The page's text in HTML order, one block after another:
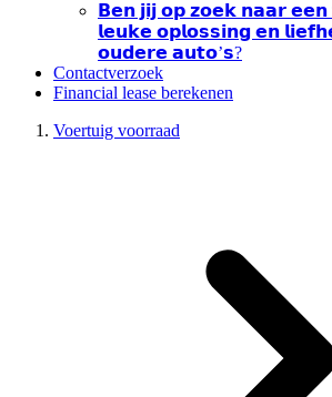
𝗕𝗲𝗻 𝗷𝗶𝗷 𝗼𝗽 𝘇𝗼𝗲𝗸 𝗻𝗮𝗮𝗿 𝗲𝗲𝗻
𝗹𝗲𝘂𝗸𝗲 𝗼𝗽𝗹𝗼𝘀𝘀𝗶𝗻𝗴 𝗲𝗻
𝗼𝘂𝗱𝗲𝗿𝗲 𝗮𝘂𝘁𝗼’𝘀?
Contactverzoek
Financial lease berekenen
Voertuig voorraad